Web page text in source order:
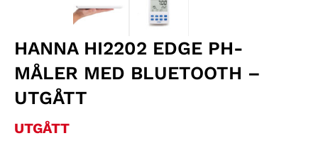
HANNA HI2202 EDGE PH-
MÅLER MED BLUETOOTH –
UTGÅTT
UTGÅTT